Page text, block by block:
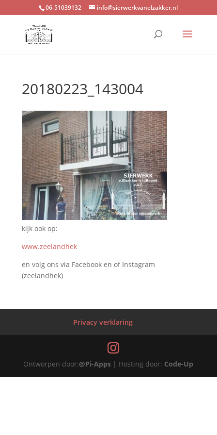
06-51039132 info@sierwerkvanelzakker.nl
20180223_143004
kijk ook op:
www.zeelandhek
en volg ons via Facebook en of Instagram
(zeelandhek)
Privacy verklaring
Ontworpen door:@Pi-Apps | Hosting door: Code-Up